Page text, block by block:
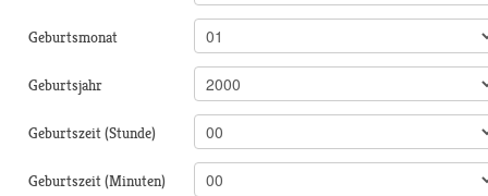
Geburtsmonat
Geburtsjahr
Geburtszeit (Stunde)
Geburtszeit (Minuten)